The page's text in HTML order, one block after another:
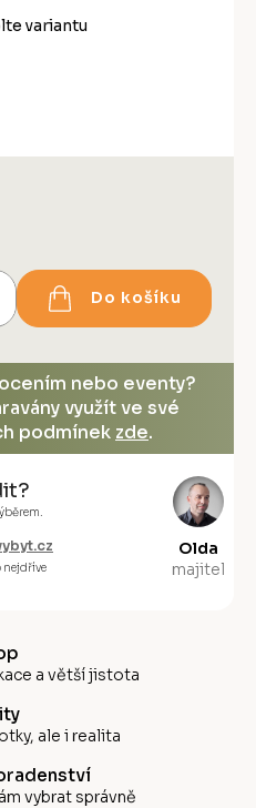
variantu
Do košíku
nebo eventy?
využít ve své
podmínek zde.
Olda
majitel
a větší jistota
ale i realita
vybrat správně